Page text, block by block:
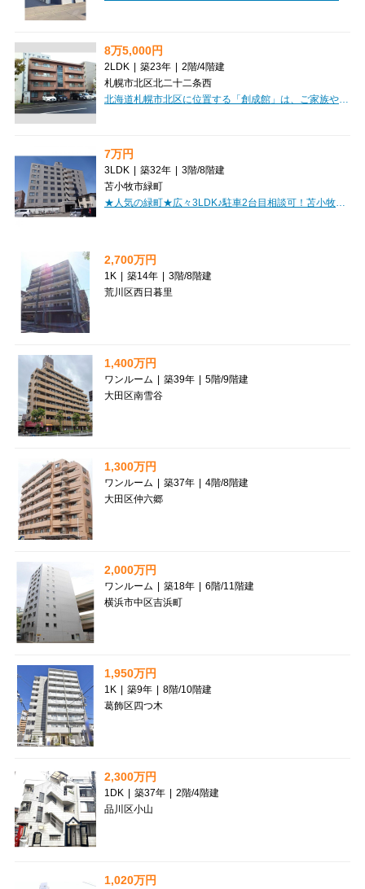
8万5,000円
2LDK | 築23年 | 2階/4階建
札幌市北区北二十二条西
7万円
3LDK | 築32年 | 3階/8階建
苫小牧市緑町
2,700万円
1K | 築14年 | 3階/8階建
荒川区西日暮里
1,400万円
ワンルーム | 築39年 | 5階/9階建
大田区南雪谷
1,300万円
ワンルーム | 築37年 | 4階/8階建
大田区仲六郷
2,000万円
ワンルーム | 築18年 | 6階/11階建
横浜市中区吉浜町
1,950万円
1K | 築9年 | 8階/10階建
葛飾区四つ木
2,300万円
1DK | 築37年 | 2階/4階建
品川区小山
1,020万円